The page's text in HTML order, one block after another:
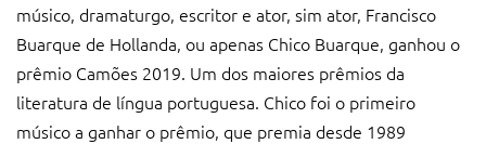
músico, dramaturgo, escritor e ator, sim ator, Francisco
Buarque de Hollanda, ou apenas Chico Buarque, ganhou o
prêmio Camões 2019. Um dos maiores prêmios da
literatura de língua portuguesa. Chico foi o primeiro
músico a ganhar o prêmio, que premia desde 1989